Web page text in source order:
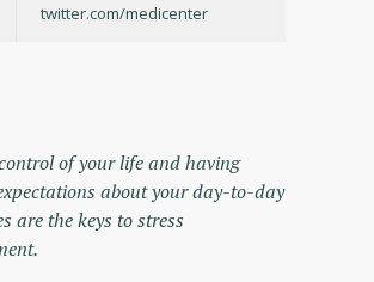
twitter.com/medicenter
of your life and having
about your day-to-day
are the keys to stress